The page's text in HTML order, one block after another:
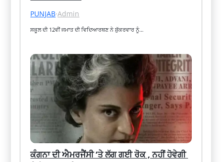
PUNJAB·Admin
ਸਕੂਲ ਦੀ 12ਵੀਂ ਜਮਾਤ ਦੀ ਵਿਦਿਆਰਥਣ ਨੇ ਸ਼ੁੱਕਰਵਾਰ ਨੂੰ…
ਕੰਗਨਾ ਦੀ ਐਮਰਜੈਂਸੀ ‘ਤੇ ਲੱਗ ਗਈ ਰੋਕ , ਨਹੀਂ ਹੋਵੇਗੀ